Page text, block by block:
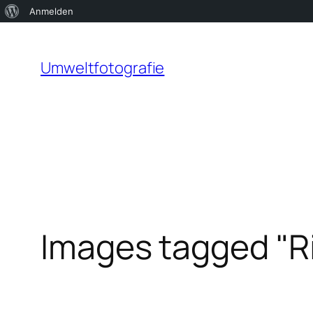
Über
Anmelden
Inhalt
springen
Umweltfotografie
Images tagged